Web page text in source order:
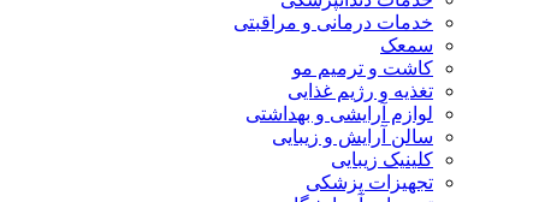
خدمات درمانی و مراقبتی
سمعک
کاشت و ترمیم مو
تغذیه و رژیم غذایی
لوازم آرایشی و بهداشتی
سالن آرایش و زیبایی
کلینیک زیبایی
تجهیزات پزشکی